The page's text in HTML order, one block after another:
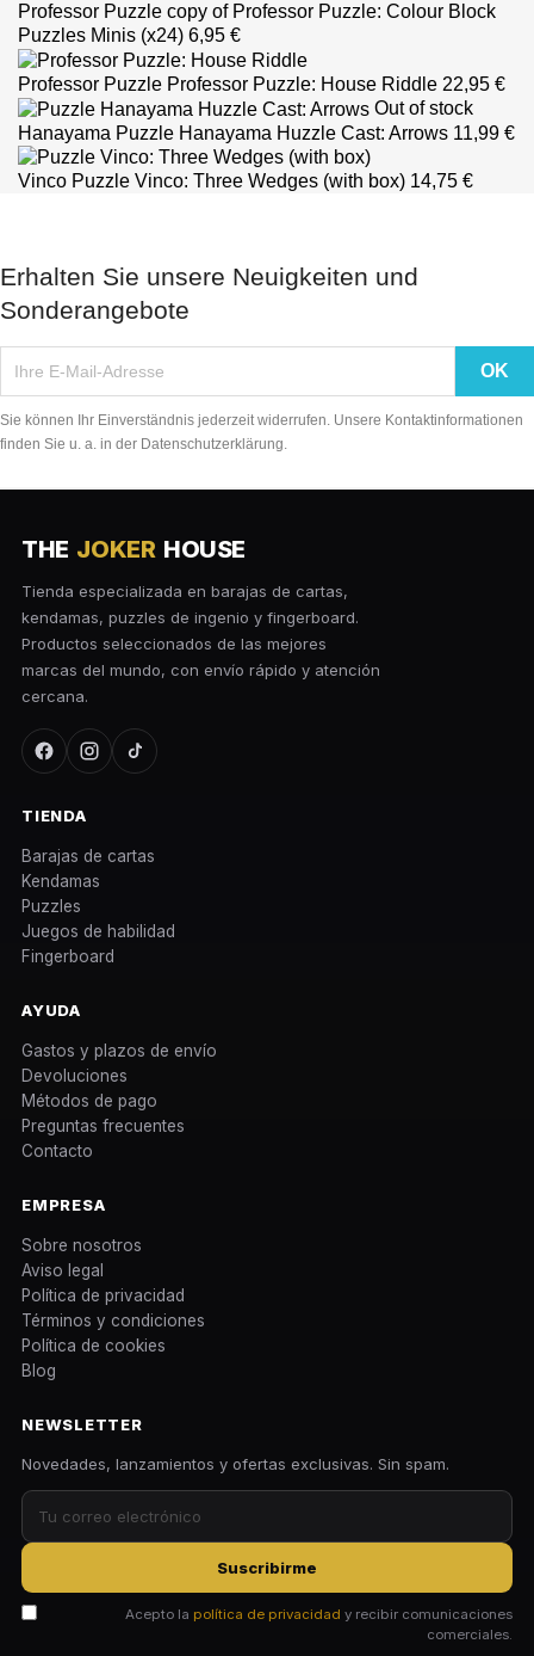
Professor Puzzle copy of Professor Puzzle: Colour Block
Puzzles Minis (x24) 6,95 €
Professor Puzzle Professor Puzzle: House Riddle 22,95 €
Out of stock
Hanayama Puzzle Hanayama Huzzle Cast: Arrows 11,99 €
Vinco Puzzle Vinco: Three Wedges (with box) 14,75 €
Erhalten Sie unsere Neuigkeiten und
Sonderangebote
Sie können Ihr Einverständnis jederzeit widerrufen. Unsere Kontaktinformationen
finden Sie u. a. in der Datenschutzerklärung.
THE JOKER HOUSE
Tienda especializada en barajas de cartas,
kendamas, puzzles de ingenio y fingerboard.
Productos seleccionados de las mejores
marcas del mundo, con envío rápido y atención
cercana.
TIENDA
Barajas de cartas
Kendamas
Puzzles
Juegos de habilidad
Fingerboard
AYUDA
Gastos y plazos de envío
Devoluciones
Métodos de pago
Preguntas frecuentes
Contacto
EMPRESA
Sobre nosotros
Aviso legal
Política de privacidad
Términos y condiciones
Política de cookies
Blog
NEWSLETTER
Novedades, lanzamientos y ofertas exclusivas. Sin spam.
Suscribirme
Acepto la política de privacidad y recibir comunicaciones
comerciales.